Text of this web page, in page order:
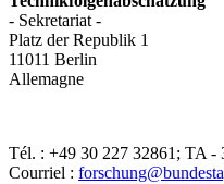
- Sekretariat -
Platz der Republik 1
11011 Berlin
Allemagne
Tél. : +49 30 227 32861; TA -
Courriel :